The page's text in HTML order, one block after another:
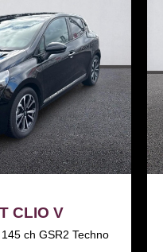
CLIO V
ch GSR2 Techno